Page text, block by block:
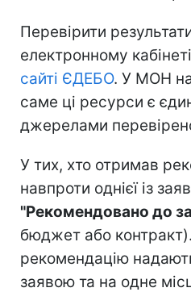
Перевірити
електронному
сайті ЄДЕБО. У МОН
саме ці ресурси є
джерелами
У тих, хто отримав
навпроти однієї із
"Рекомендовано до
бюджет або
рекомендацію
заявою та на одне